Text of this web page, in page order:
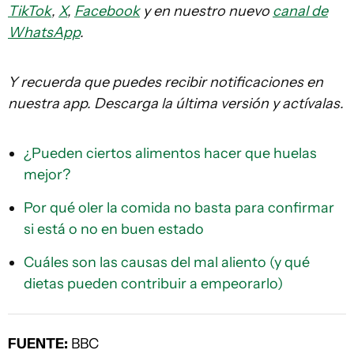
TikTok, X, Facebooky en nuestro nuevo canal de
WhatsApp.
Y recuerda que puedes recibir notificaciones en
nuestra app. Descarga la última versión y actívalas.
¿Pueden ciertos alimentos hacer que huelas
mejor?
Por qué oler la comida no basta para confirmar
si está o no en buen estado
Cuáles son las causas del mal aliento (y qué
dietas pueden contribuir a empeorarlo)
FUENTE: BBC